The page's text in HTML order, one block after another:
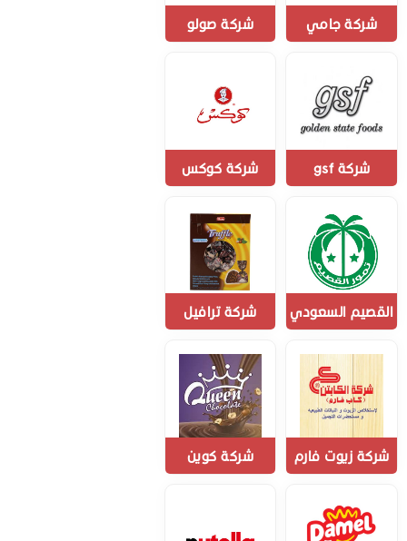
شركة جامي شركة صولو
شركة gsf شركة كوكس
القصيم السعودي شركة ترافيل
شركة زيوت فارم شركة كوين